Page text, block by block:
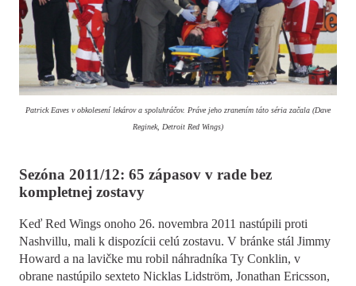
Patrick Eaves v obkolesení lekárov a spoluhráčov. Práve jeho zranením táto séria začala (Dave
Reginek, Detroit Red Wings)
Sezóna 2011/12: 65 zápasov v rade bez
kompletnej zostavy
Keď Red Wings onoho 26. novembra 2011 nastúpili proti
Nashvillu, mali k dispozícii celú zostavu. V bránke stál Jimmy
Howard a na lavičke mu robil náhradníka Ty Conklin, v
obrane nastúpilo sexteto Nicklas Lidström, Jonathan Ericsson,